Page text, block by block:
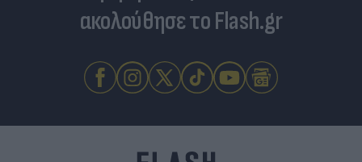
ακολούθησε το Flash.gr